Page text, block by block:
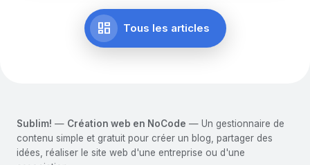
dashboard Tous les articles
Sublim! — Création web en NoCode — Un gestionnaire de
contenu simple et gratuit pour créer un blog, partager des
idées, réaliser le site web d'une entreprise ou d'une